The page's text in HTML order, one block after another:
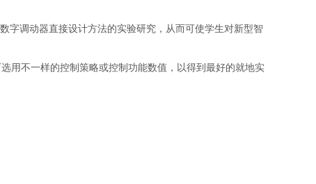
字调动器直接设计方法的实验研究，从而可使学生对新型智
用不一样的控制策略或控制功能数值，以得到最好的就地实